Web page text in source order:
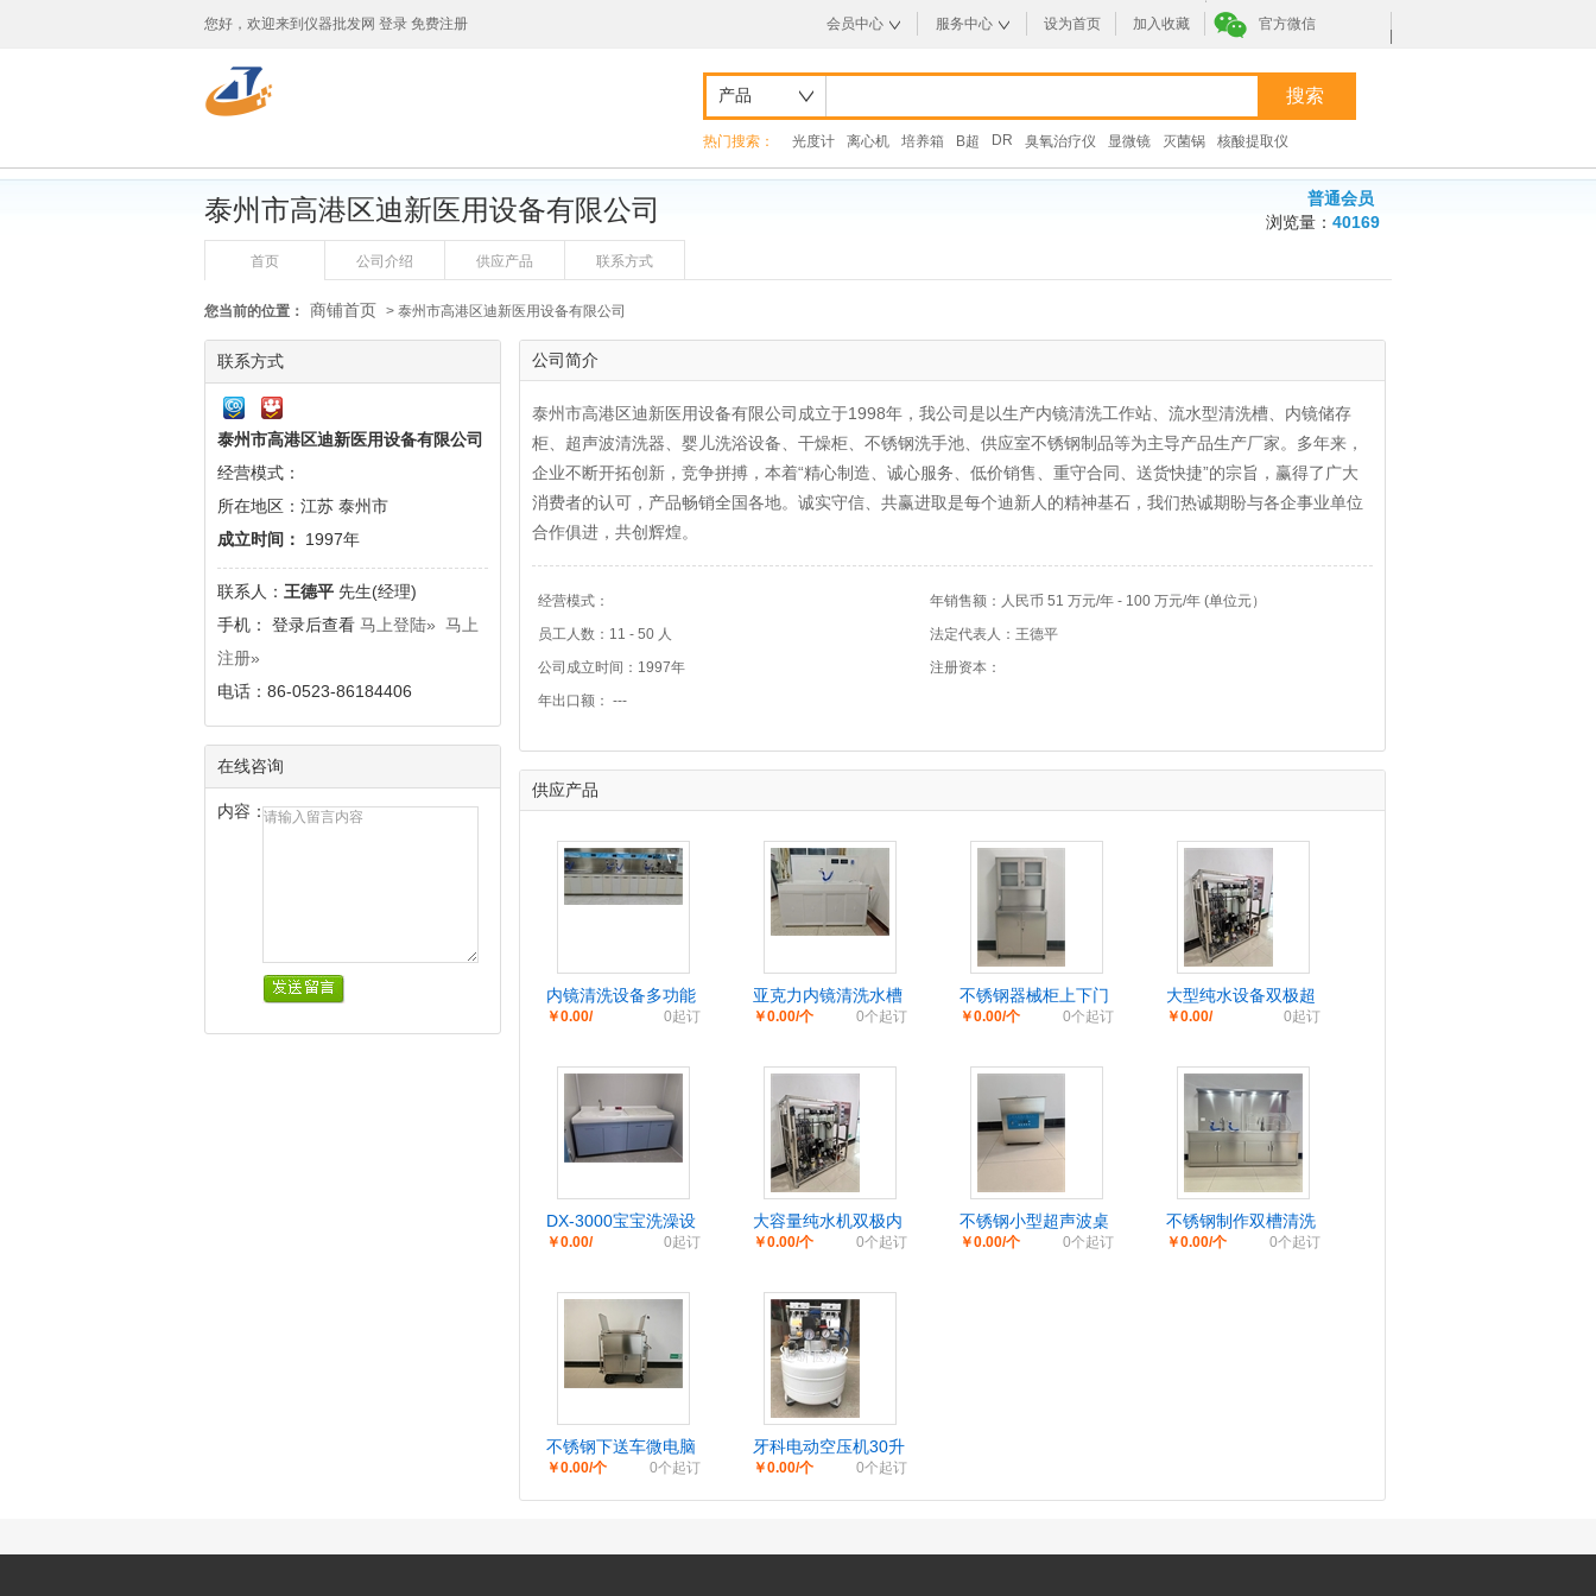
您好，欢迎来到 仪器批发网 登录 免费注册 会员中心 服务中心 设为首页 加入收藏 官方微信
产品
热门搜索： 光度计 离心机 培养箱 B超 DR 臭氧治疗仪 显微镜 灭菌锅 核酸提取仪
泰州市高港区迪新医用设备有限公司
普通会员
浏览量： 40169
首页 公司介绍 供应产品 联系方式
您当前的位置： 商铺首页 > 泰州市高港区迪新医用设备有限公司
公司简介
泰州市高港区迪新医用设备有限公司成立于1998年，我公司是以生产内镜清洗工作站、流水型清洗槽、内镜储存
柜、超声波清洗器、婴儿洗浴设备、干燥柜、不锈钢洗手池、供应室不锈钢制品等为主导产品生产厂家。多年来，
企业不断开拓创新，竞争拼搏，本着“精心制造、诚心服务、低价销售、重守合同、送货快捷”的宗旨，赢得了广大
消费者的认可，产品畅销全国各地。诚实守信、共赢进取是每个迪新人的精神基石，我们热诚期盼与各企事业单位
合作俱进，共创辉煌。
经营模式：
年销售额：人民币 51 万元/年 - 100 万元/年 (单位元）
员工人数：11 - 50 人
法定代表人：王德平
公司成立时间：1997年
注册资本：
年出口额： ---
供应产品
内镜清洗设备多功能
清洗工作站
￥0.00/ 0起订
亚克力内镜清洗水槽
带背板设计
￥0.00/个 0个起订
不锈钢器械柜上下门
设计可定制
￥0.00/个 0个起订
大型纯水设备双极超
净水机
￥0.00/ 0起订
DX-3000宝宝洗澡设
备软包抚触台
￥0.00/ 0起订
大容量纯水机双极内
镜超净水设备
￥0.00/个 0个起订
不锈钢小型超声波桌
面便携式
￥0.00/个 0个起订
不锈钢制作双槽清洗
水槽高背板
￥0.00/个 0个起订
不锈钢下送车微电脑
全封闭
￥0.00/个 0个起订
牙科电动空压机30升
冲气泵
￥0.00/个 0个起订
联系方式
泰州市高港区迪新医用设备有限公司
经营模式：
所在地区：江苏 泰州市
成立时间：
1997年
联系人： 王德平 先生(经理)
手机： 登录后查看 马上登陆» 马上
注册»
电话：86-0523-86184406
在线咨询
内容：